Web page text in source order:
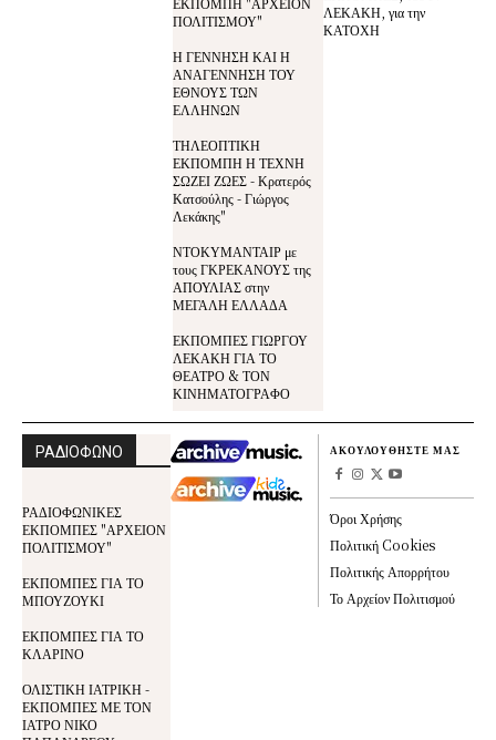
ΠΟΛΙΤΙΣΜΟΥ"
Η ΓΕΝΝΗΣΗ ΚΑΙ Η
ΑΝΑΓΕΝΝΗΣΗ ΤΟΥ
ΕΘΝΟΥΣ ΤΩΝ
ΕΛΛΗΝΩΝ
ΤΗΛΕΟΠΤΙΚΗ
ΕΚΠΟΜΠΗ Η ΤΕΧΝΗ
ΣΩΖΕΙ ΖΩΕΣ - Κρατερός
Κατσούλης - Γιώργος
Λεκάκης"
ΝΤΟΚΥΜΑΝΤΑΙΡ με
τους ΓΚΡΕΚΑΝΟΥΣ της
ΑΠΟΥΛΙΑΣ στην
ΜΕΓΑΛΗ ΕΛΛΑΔΑ
ΕΚΠΟΜΠΕΣ ΓΙΩΡΓΟΥ
ΛΕΚΑΚΗ ΓΙΑ ΤΟ
ΘΕΑΤΡΟ & ΤΟΝ
ΚΙΝΗΜΑΤΟΓΡΑΦΟ
ΛΕΚΑΚΗ, για την
ΚΑΤΟΧΗ
ΡΑΔΙΟΦΩΝΟ
ΡΑΔΙΟΦΩΝΙΚΕΣ
ΕΚΠΟΜΠΕΣ "ΑΡΧΕΙΟΝ
ΠΟΛΙΤΙΣΜΟΥ"
ΕΚΠΟΜΠΕΣ ΓΙΑ ΤΟ
ΜΠΟΥΖΟΥΚΙ
ΕΚΠΟΜΠΕΣ ΓΙΑ ΤΟ
ΚΛΑΡΙΝΟ
ΟΛΙΣΤΙΚΗ ΙΑΤΡΙΚΗ -
ΕΚΠΟΜΠΕΣ ΜΕ ΤΟΝ
ΙΑΤΡΟ ΝΙΚΟ
ΑΚΟΥΛΟΥΘΗΣΤΕ ΜΑΣ
Όροι Χρήσης
Πολιτική Cookies
Πολιτικής Απορρήτου
Το Αρχείον Πολιτισμού